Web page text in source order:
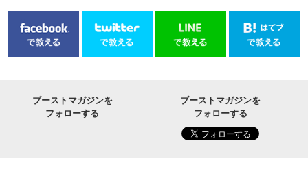
ブーストマガジンを
フォローする
ブーストマガジンを
フォローする